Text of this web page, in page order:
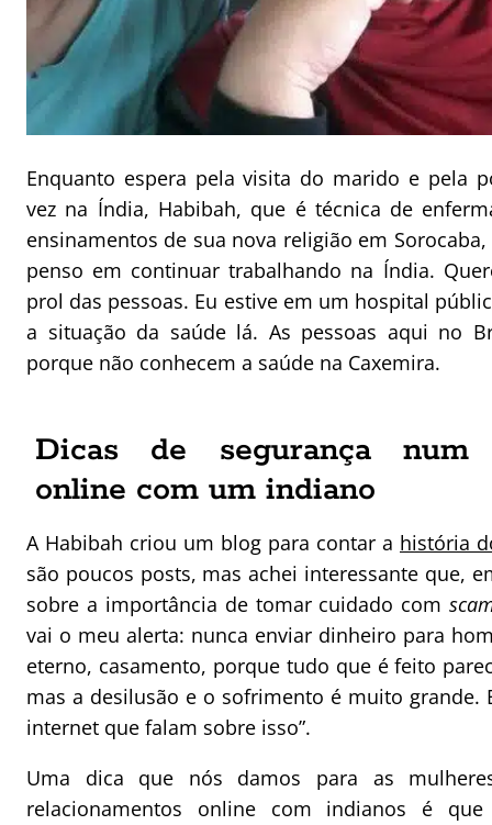
Enquanto espera pela visita do marido e pela
vez na Índia, Habibah, que é técnica de
ensinamentos de sua nova religião em
penso em continuar trabalhando na Índia.
prol das pessoas. Eu estive em um hospital
a situação da saúde lá. As pessoas aqui no
porque não conhecem a saúde na Caxemira.
Dicas de segurança num
online com um indiano
A Habibah criou um blog para contar a história
são poucos posts, mas achei interessante que,
sobre a importância de tomar cuidado com
vai o meu alerta: nunca enviar dinheiro para
eterno, casamento, porque tudo que é feito
mas a desilusão e o sofrimento é muito grande.
internet que falam sobre isso”.
Uma dica que nós damos para as
relacionamentos online com indianos é